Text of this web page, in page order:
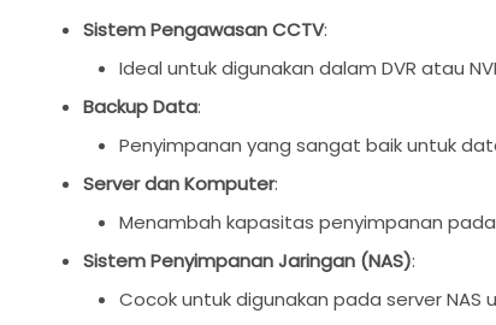
Sistem Pengawasan CCTV:
Ideal untuk digunakan dalam DVR atau
Backup Data:
Penyimpanan yang sangat baik untuk
Server dan Komputer:
Menambah kapasitas penyimpanan
Sistem Penyimpanan Jaringan (NAS):
Cocok untuk digunakan pada server